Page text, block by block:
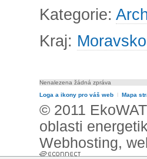
Kategorie:
Kraj:
Nenalezena žádná zpráva
Loga a ikony pro váš web l Mapa
© 2011
oblasti
Webhosting,